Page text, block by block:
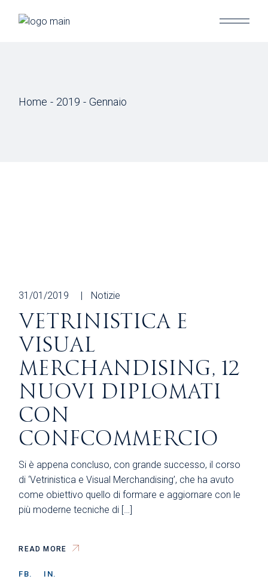
Home 2019 Gennaio
31/01/2019 Notizie
VETRINISTICA E
VISUAL
MERCHANDISING, 12
NUOVI DIPLOMATI
CON
CONFCOMMERCIO
Si è appena concluso, con grande successo, il corso
di ‘Vetrinistica e Visual Merchandising’, che ha avuto
come obiettivo quello di formare e aggiornare con le
più moderne tecniche di […]
READ MORE
FB. IN.